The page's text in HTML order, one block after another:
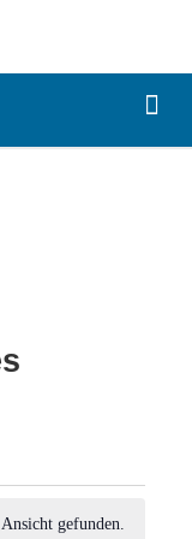
gefunden.